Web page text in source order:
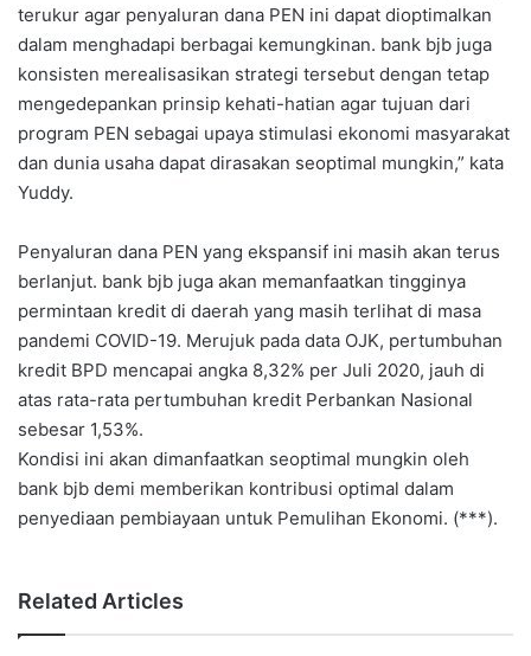
terukur agar penyaluran dana PEN ini dapat dioptimalkan
dalam menghadapi berbagai kemungkinan. bank bjb juga
konsisten merealisasikan strategi tersebut dengan tetap
mengedepankan prinsip kehati-hatian agar tujuan dari
program PEN sebagai upaya stimulasi ekonomi masyarakat
dan dunia usaha dapat dirasakan seoptimal mungkin,” kata
Yuddy.
Penyaluran dana PEN yang ekspansif ini masih akan terus
berlanjut. bank bjb juga akan memanfaatkan tingginya
permintaan kredit di daerah yang masih terlihat di masa
pandemi COVID-19. Merujuk pada data OJK, pertumbuhan
kredit BPD mencapai angka 8,32% per Juli 2020, jauh di
atas rata-rata pertumbuhan kredit Perbankan Nasional
sebesar 1,53%.
Kondisi ini akan dimanfaatkan seoptimal mungkin oleh
bank bjb demi memberikan kontribusi optimal dalam
penyediaan pembiayaan untuk Pemulihan Ekonomi. (***).
Related Articles